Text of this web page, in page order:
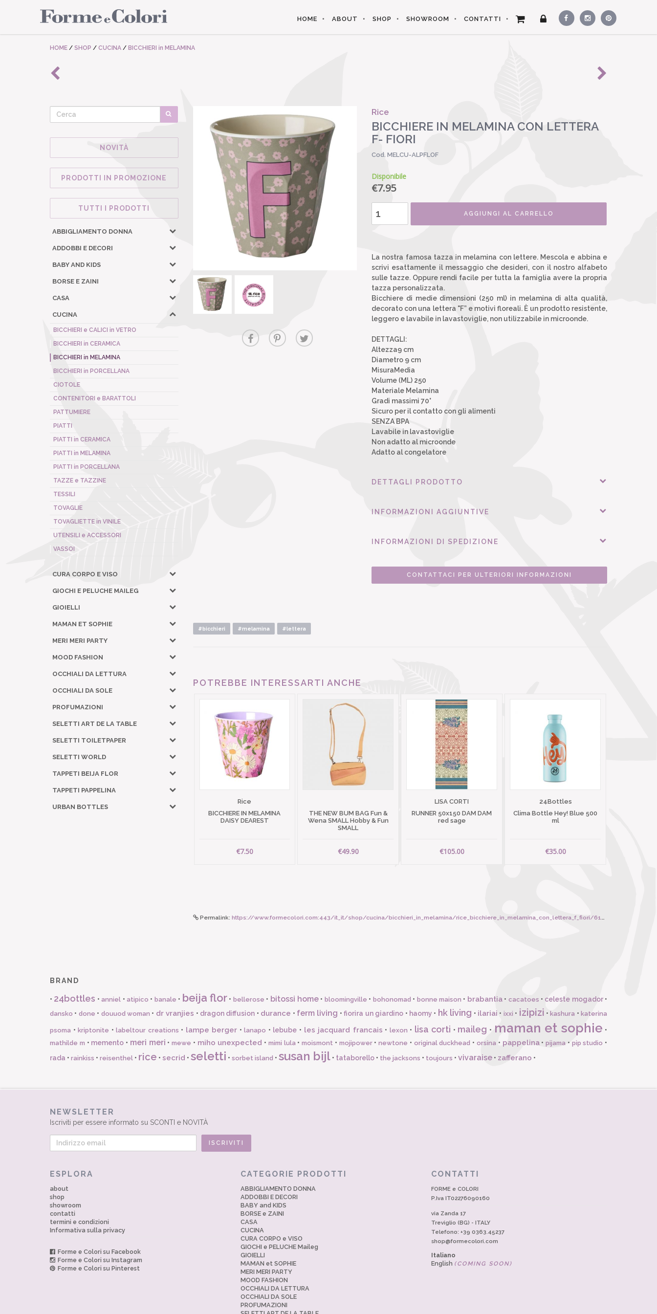
HOME ABOUT SHOP SHOWROOM CONTATTI
HOME / SHOP / CUCINA / BICCHIERI in MELAMINA
NOVITÀ
PRODOTTI IN PROMOZIONE
TUTTI I PRODOTTI
ABBIGLIAMENTO DONNA
ADDOBBI E DECORI
BABY AND KIDS
BORSE E ZAINI
CASA
CUCINA
BICCHIERI e CALICI in VETRO
BICCHIERI in CERAMICA
BICCHIERI in MELAMINA
BICCHIERI in PORCELLANA
CIOTOLE
CONTENITORI e BARATTOLI
PATTUMIERE
PIATTI
PIATTI in CERAMICA
PIATTI in MELAMINA
PIATTI in PORCELLANA
TAZZE e TAZZINE
TESSILI
TOVAGLIE
TOVAGLIETTE in VINILE
UTENSILI e ACCESSORI
VASSOI
CURA CORPO E VISO
GIOCHI E PELUCHE MAILEG
GIOIELLI
MAMAN ET SOPHIE
MERI MERI PARTY
MOOD FASHION
OCCHIALI DA LETTURA
OCCHIALI DA SOLE
PROFUMAZIONI
SELETTI ART DE LA TABLE
SELETTI TOILETPAPER
SELETTI WORLD
TAPPETI BEIJA FLOR
TAPPETI PAPPELINA
URBAN BOTTLES
Rice
BICCHIERE IN MELAMINA CON LETTERA
F- FIORI
Cod. MELCU-ALPFLOF
Disponibile
€7.95
AGGIUNGI AL CARRELLO
La nostra famosa tazza in melamina con lettere. Mescola e abbina e
scrivi esattamente il messaggio che desideri, con il nostro alfabeto
sulle tazze. Oppure rendi facile per tutta la famiglia avere la propria
tazza personalizzata.
Bicchiere di medie dimensioni (250 ml) in melamina di alta qualità,
decorato con una lettera "F” e motivi floreali. È un prodotto resistente,
leggero e lavabile in lavastoviglie, non utilizzabile in microonde.
DETTAGLI:
Altezza9 cm
Diametro 9 cm
MisuraMedia
Volume (ML) 250
Materiale Melamina
Gradi massimi 70°
Sicuro per il contatto con gli alimenti
SENZA BPA
Lavabile in lavastoviglie
Non adatto al microonde
Adatto al congelatore
DETTAGLI PRODOTTO
INFORMAZIONI AGGIUNTIVE
INFORMAZIONI DI SPEDIZIONE
CONTATTACI PER ULTERIORI INFORMAZIONI
#bicchieri #melamina #lettera
POTREBBE INTERESSARTI ANCHE
Rice
BICCHIERE IN MELAMINA
DAISY DEAREST
€7.50
THE NEW BUM BAG Fun &
Wena SMALL Hobby & Fun
SMALL
€49.90
LISA CORTI
RUNNER 50x150 DAM DAM
red sage
€105.00
24Bottles
Clima Bottle Hey! Blue 500
ml
€35.00
Permalink: https://www.formecolori.com:443/it_it/shop/cucina/bicchieri_in_melamina/rice_bicchiere_in_melamina_con_lettera_f_fiori/6182
BRAND
• 24bottles •anniel •atipico • banale • beija flor • bellerose • bitossi home • bloomingville • bohonomad • bonne maison • brabantia• cacatoes • celeste mogador•
dansko • done • douuod woman • dr vranjies • dragon diffusion • durance • ferm living •fiorira un giardino • haomy • hk living • ilariai • ixxi • izipizi •kashura •katerina
psoma •kriptonite •labeltour creations • lampe berger •lanapo • lebube • les jacquard francais • lexon • lisa corti • maileg • maman et sophie •
mathilde m • memento • meri meri •mewe • miho unexpected • mimi lula •moismont • mojipower•newtone • original duckhead • orsina • pappelina•pijama • pip studio •
rada • rainkiss • reisenthel • rice • secrid • seletti • sorbet island • susan bijl • tataborello • the jacksons • toujours • vivaraise • zafferano •
NEWSLETTER
Iscriviti per essere informato su SCONTI e NOVITÀ
ESPLORA
about
shop
showroom
contatti
termini e condizioni
Informativa sulla privacy
Forme e Colori su Facebook
Forme e Colori su Instagram
Forme e Colori su Pinterest
CATEGORIE PRODOTTI
ABBIGLIAMENTO DONNA
ADDOBBI E DECORI
BABY and KIDS
BORSE e ZAINI
CASA
CUCINA
CURA CORPO e VISO
GIOCHI e PELUCHE Maileg
GIOIELLI
MAMAN et SOPHIE
MERI MERI PARTY
MOOD FASHION
OCCHIALI DA LETTURA
OCCHIALI DA SOLE
PROFUMAZIONI
CONTATTI
FORME e COLORI
P.Iva IT02276090160
via Zanda 17
Treviglio (BG) - ITALY
Telefono: +39 0363.45237
shop@formecolori.com
Italiano
English (COMING SOON)